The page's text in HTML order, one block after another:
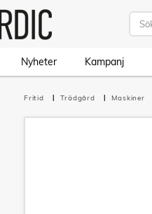
Nyheter Kampanj
Fritid Trädgård Maskiner